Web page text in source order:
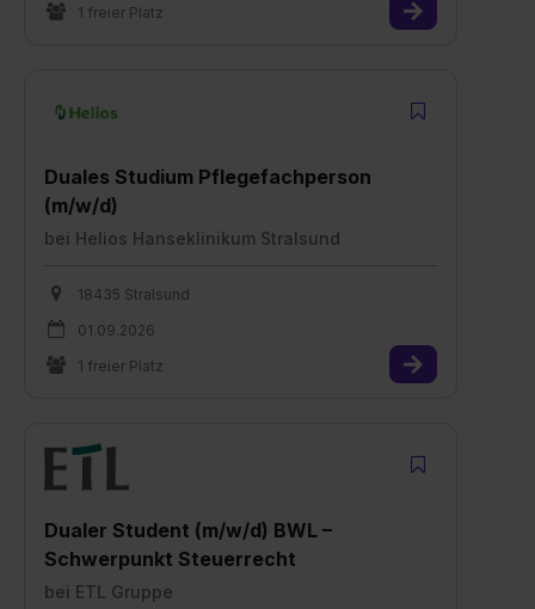
1 freier Platz
Duales Studium Pflegefachperson
(m/w/d)
bei Helios Hanseklinikum Stralsund
18435 Stralsund
01.09.2026
1 freier Platz
Dualer Student (m/w/d) BWL –
Schwerpunkt Steuerrecht
bei ETL Gruppe